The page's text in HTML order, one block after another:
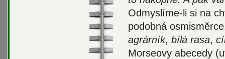
Odmyslíme-li si na
podobná
agrárník, bílá rasa,
Morseovy abecedy